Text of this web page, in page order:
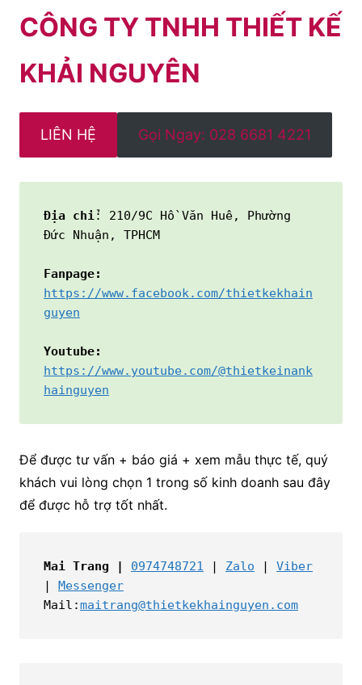
CÔNG TY TNHH THIẾT KẾ
KHẢI NGUYÊN
LIÊN HỆ Gọi Ngay: 028 6681 4221
Địa chỉ : 210/9C Hồ Văn Huê, Phường
Đức Nhuận, TPHCM
Fanpage:
https://www.facebook.com/thietkekhain
guyen
Youtube:
https://www.youtube.com/@thietkeinank
hainguyen
Để được tư vấn + báo giá + xem mẫu thực tế, quý
khách vui lòng chọn 1 trong số kinh doanh sau đây
để được hỗ trợ tốt nhất.
Mai Trang | 0974748721 | Zalo | Viber
| Messenger
Mail:maitrang@thietkekhainguyen.com